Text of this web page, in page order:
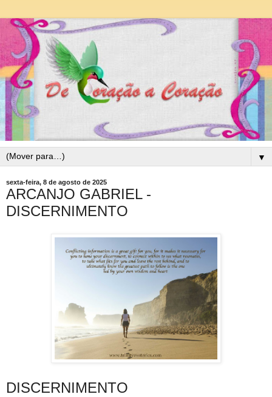
▼
sexta-feira, 8 de agosto de 2025
ARCANJO GABRIEL -
DISCERNIMENTO
DISCERNIMENTO